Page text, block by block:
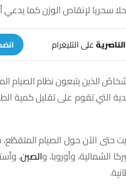
سحريا لإنقاص الوزن كما يدعي
على التليغرام
الذين يتبعون نظام الصيام
التي تقوم على تقليل كمية
الشمالية، وأوروبا، والصين،